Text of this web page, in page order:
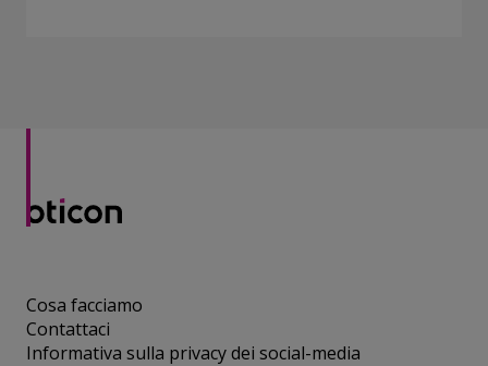
Cosa facciamo
Contattaci
Informativa sulla privacy dei social-media